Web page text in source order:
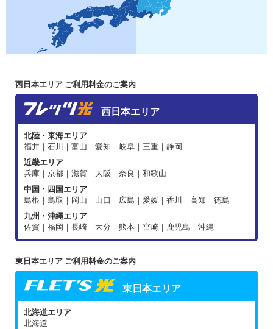
西日本エリア ご利用料金のご案内
西日本エリア
北陸・東海エリア
福井｜石川｜富山｜愛知｜岐阜｜三重｜静岡
近畿エリア
兵庫｜京都｜滋賀｜大阪｜奈良｜和歌山
中国・四国エリア
島根｜鳥取｜岡山｜山口｜広島｜愛媛｜香川｜高知｜徳島
九州・沖縄エリア
佐賀｜福岡｜長崎｜大分｜熊本｜宮崎｜鹿児島｜沖縄
東日本エリア ご利用料金のご案内
東日本エリア
北海道エリア
北海道